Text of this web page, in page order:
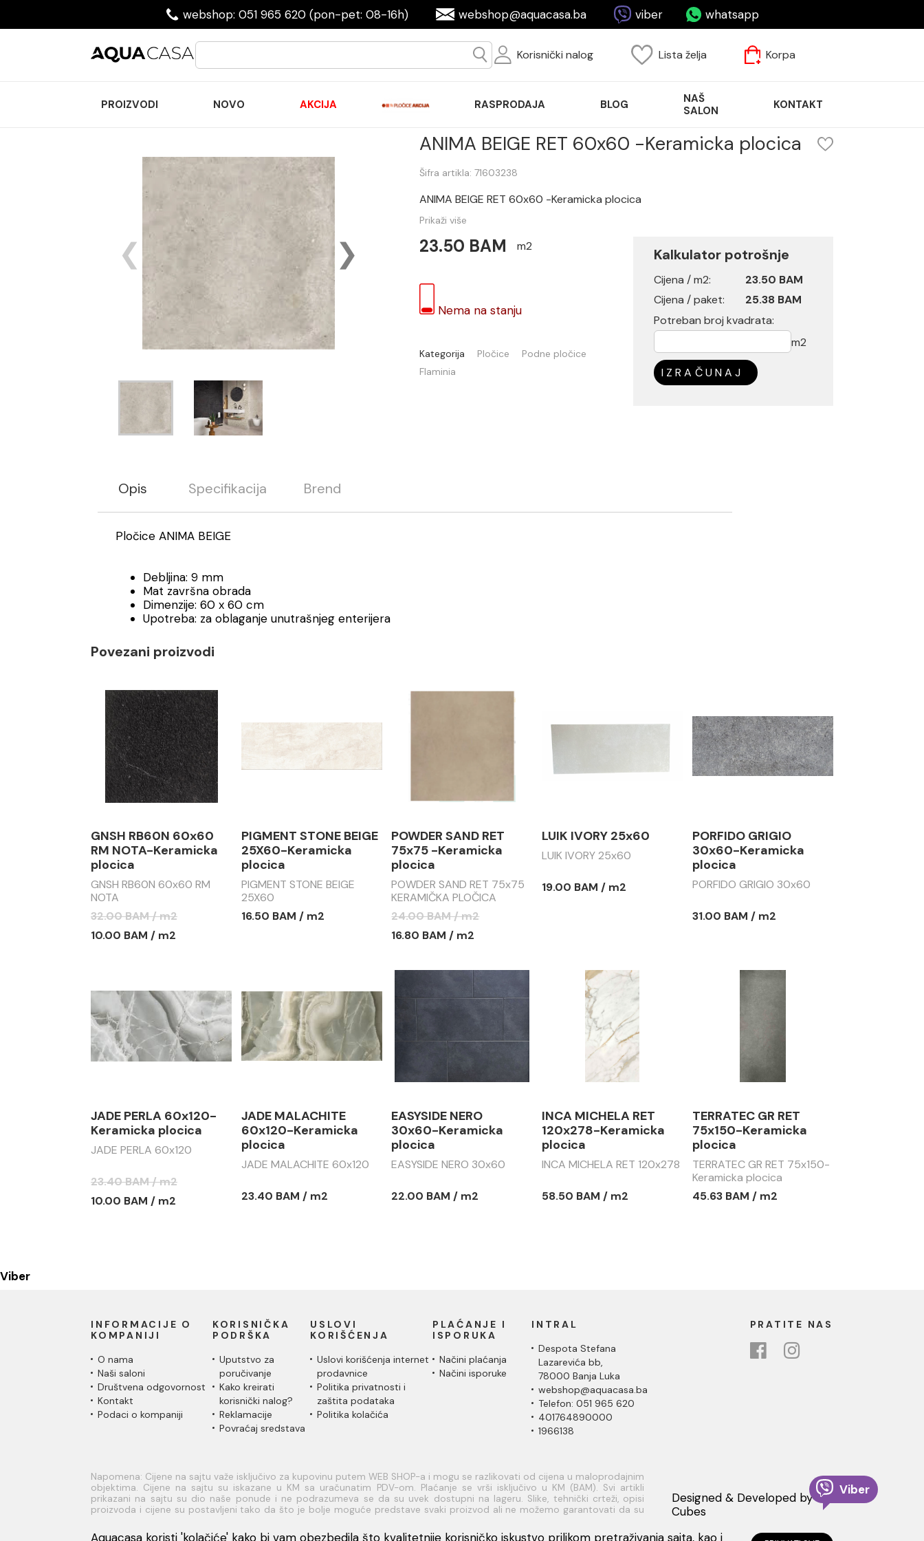
webshop: 051 965 620 (pon-pet: 08-16h) webshop@aquacasa.ba viber whatsapp
Korisnički nalog Lista želja Korpa
PROIZVODI NOVO AKCIJA RASPRODAJA BLOG
NAŠ
SALON
KONTAKT
ANIMA BEIGE RET 60x60 -Keramicka plocica
Šifra artikla: 71603238
ANIMA BEIGE RET 60x60 -Keramicka plocica
Prikaži više
23.50 BAM m2
Nema na stanju
Kategorija Pločice
Podne pločice
Flaminia
Kalkulator potrošnje
Cijena / m2:
23.50 BAM
Cijena / paket:
25.38 BAM
Potreban broj kvadrata:
m2
IZRAČUNAJ
Opis Specifikacija Brend
Pločice ANIMA BEIGE
Debljina: 9 mm
Mat završna obrada
Dimenzije: 60 x 60 cm
Upotreba: za oblaganje unutrašnjeg enterijera
Povezani proizvodi
GNSH RB60N 60x60
RM NOTA-Keramicka
plocica
GNSH RB60N 60x60 RM
NOTA
32.00 BAM / m2
10.00 BAM / m2
PIGMENT STONE BEIGE
25X60-Keramicka
plocica
PIGMENT STONE BEIGE
25X60
16.50 BAM / m2
POWDER SAND RET
75x75 -Keramicka
plocica
POWDER SAND RET 75x75
KERAMIČKA PLOČICA
24.00 BAM / m2
16.80 BAM / m2
LUIK IVORY 25x60
LUIK IVORY 25x60
19.00 BAM / m2
PORFIDO GRIGIO
30x60-Keramicka
plocica
PORFIDO GRIGIO 30x60
31.00 BAM / m2
JADE PERLA 60x120-
Keramicka plocica
JADE PERLA 60x120
23.40 BAM / m2
10.00 BAM / m2
JADE MALACHITE
60x120-Keramicka
plocica
JADE MALACHITE 60x120
23.40 BAM / m2
EASYSIDE NERO
30x60-Keramicka
plocica
EASYSIDE NERO 30x60
22.00 BAM / m2
INCA MICHELA RET
120x278-Keramicka
plocica
INCA MICHELA RET 120x278
58.50 BAM / m2
TERRATEC GR RET
75x150-Keramicka
plocica
TERRATEC GR RET 75x150-
Keramicka plocica
45.63 BAM / m2
Viber
Viber
INFORMACIJE O
KOMPANIJI
O nama
Naši saloni
Društvena odgovornost
Kontakt
Podaci o kompaniji
KORISNIČKA
PODRŠKA
Uputstvo za
poručivanje
Kako kreirati
korisnički nalog?
Reklamacije
Povraćaj sredstava
USLOVI
KORIŠĆENJA
Uslovi korišćenja internet
prodavnice
Politika privatnosti i
zaštita podataka
Politika kolačića
PLAĆANJE I
ISPORUKA
Načini plaćanja
Načini isporuke
INTRAL
Despota Stefana
Lazarevića bb,
78000 Banja Luka
webshop@aquacasa.ba
Telefon: 051 965 620
401764890000
1966138
PRATITE NAS
Napomena: Cijene na sajtu važe isključivo za kupovinu putem WEB SHOP-a i mogu se razlikovati od cijena u maloprodajnim
objektima. Cijene na sajtu su iskazane u KM sa uračunatim PDV-om. Plaćanje se vrši isključivo u KM (BAM). Svi artikli
prikazani na sajtu su dio naše ponude i ne podrazumeva se da su uvek dostupni na lageru. Slike, tehnički crteži, opisi
proizvoda i cijene su postavljeni tako da što je bolje moguće predstave svaki proizvod ali ne možemo garantovati da su
na broj telefona 051/965-620 kao i na mejl adresu: webshop@aquacasa.ba
Designed & Developed by
Cubes
Aquacasa koristi 'kolačiće' kako bi vam obezbedila što kvalitetnije korisničko iskustvo prilikom pretraživanja sajta, kao i